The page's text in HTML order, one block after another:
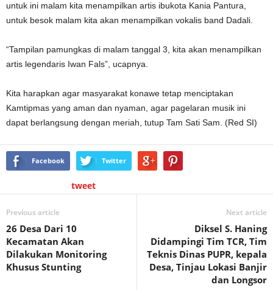
untuk ini malam kita menampilkan artis ibukota Kania Pantura,
untuk besok malam kita akan menampilkan vokalis band Dadali.
“Tampilan pamungkas di malam tanggal 3, kita akan menampilkan
artis legendaris Iwan Fals”, ucapnya.
Kita harapkan agar masyarakat konawe tetap menciptakan
Kamtipmas yang aman dan nyaman, agar pagelaran musik ini
dapat berlangsung dengan meriah, tutup Tam Sati Sam. (Red SI)
Facebook Twitter
tweet
Previous article
26 Desa Dari 10
Kecamatan Akan
Dilakukan Monitoring
Khusus Stunting
Next article
Diksel S. Haning
Didampingi Tim TCR, Tim
Teknis Dinas PUPR, kepala
Desa, Tinjau Lokasi Banjir
dan Longsor